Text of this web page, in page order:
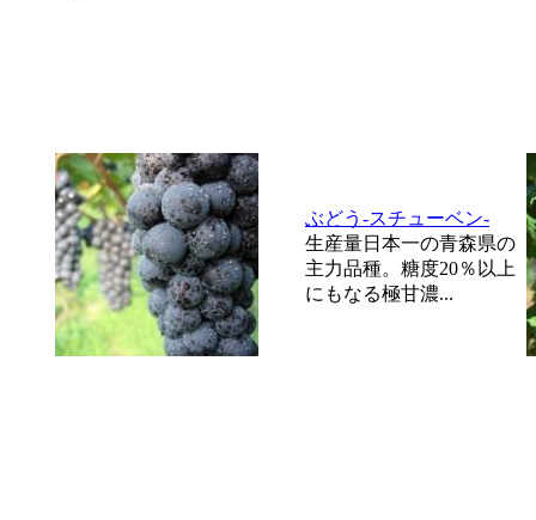
ぶどう-スチューベン-
生産量日本一の青森県の
主力品種。糖度20％以上
にもなる極甘濃...